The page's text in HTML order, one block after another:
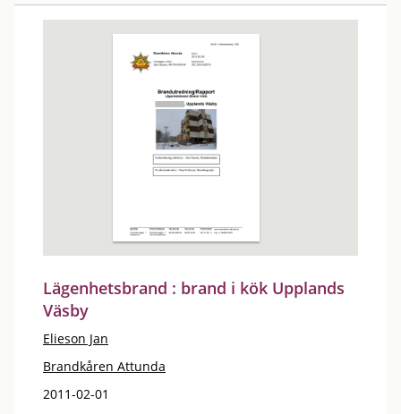
Lägenhetsbrand : brand i kök Upplands
Väsby
Elieson Jan
Brandkåren Attunda
2011-02-01